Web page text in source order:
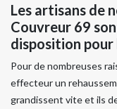
Les artisans de
Couvreur 69
disposition
Pour de nombreuses
effecteur un
grandissent vite et ils